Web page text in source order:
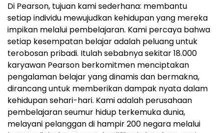
Di Pearson, tujuan kami sederhana: membantu
setiap individu mewujudkan kehidupan yang mereka
impikan melalui pembelajaran. Kami percaya bahwa
setiap kesempatan belajar adalah peluang untuk
terobosan pribadi. Itulah sebabnya sekitar 18.000
karyawan Pearson berkomitmen menciptakan
pengalaman belajar yang dinamis dan bermakna,
dirancang untuk memberikan dampak nyata dalam
kehidupan sehari-hari. Kami adalah perusahaan
pembelajaran seumur hidup terkemuka dunia,
melayani pelanggan di hampir 200 negara melalui